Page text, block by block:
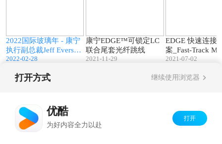
2022国际玻璃年 - 康宁
执行副总裁Jeff Everson
发表开幕式致辞
2022-02-28
康宁EDGE™可锁定LC
联合尾套光纤跳线
2021-11-29
EDGE 快速连接
案_Fast-Track
器 LAN-0406V-
2021-07-02
打开方式 继续使用浏览器
优酷
为好内容全力以赴
打开